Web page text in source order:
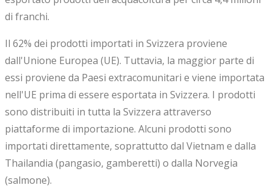
di franchi.
Il 62% dei prodotti importati in Svizzera proviene
dall'Unione Europea (UE). Tuttavia, la maggior parte di
essi proviene da Paesi extracomunitari e viene importata
nell'UE prima di essere esportata in Svizzera. I prodotti
sono distribuiti in tutta la Svizzera attraverso
piattaforme di importazione. Alcuni prodotti sono
importati direttamente, soprattutto dal Vietnam e dalla
Thailandia (pangasio, gamberetti) o dalla Norvegia
(salmone).